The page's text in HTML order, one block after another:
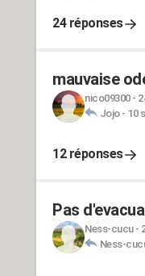
24 réponses
mauvaise
nico09300-
Jojo- 10
12 réponses
Pas
Ness-cucu-
Ness-